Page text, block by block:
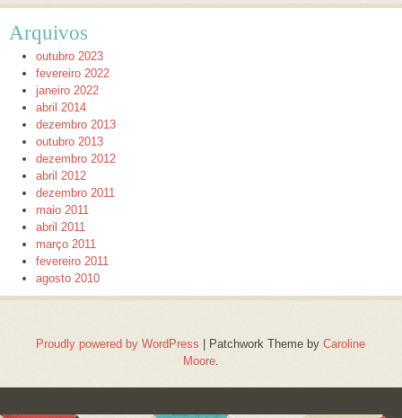
Arquivos
outubro 2023
fevereiro 2022
janeiro 2022
abril 2014
dezembro 2013
outubro 2013
dezembro 2012
abril 2012
dezembro 2011
maio 2011
abril 2011
março 2011
fevereiro 2011
agosto 2010
Proudly powered by WordPress Patchwork Theme byCaroline
Moore.